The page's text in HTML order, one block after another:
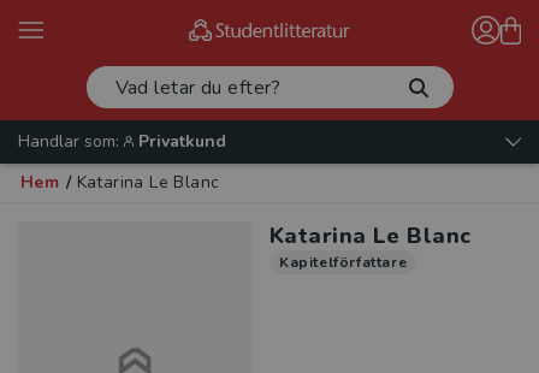
Handlar som:
Privatkund
Hem / Katarina Le Blanc
Katarina Le Blanc
Kapitelförfattare